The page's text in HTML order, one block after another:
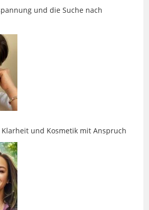
Klarheit und Kosmetik mit Anspruch